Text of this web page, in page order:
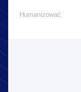
Humanizować